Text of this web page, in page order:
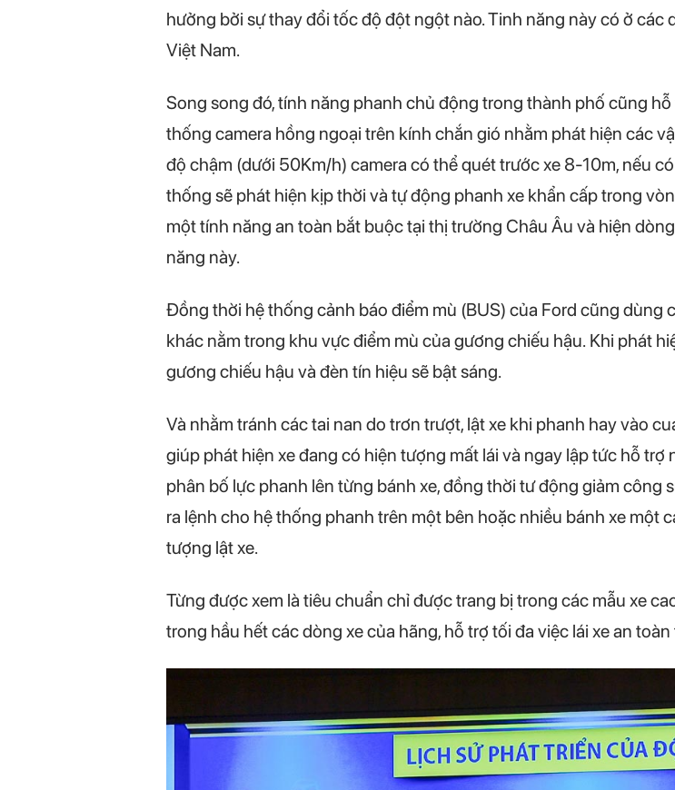
hưởng bởi sự thay đổi tốc độ đột ngột nào. Tinh năng này có ở các
Việt Nam.
Song song đó, tính năng phanh chủ động trong thành phố cũng
thống camera hồng ngoại trên kính chắn gió nhằm phát hiện các
độ chậm (dưới 50Km/h) camera có thể quét trước xe 8-10m, nếu
thống sẽ phát hiện kịp thời và tự động phanh xe khẩn cấp trong
một tính năng an toàn bắt buộc tại thị trường Châu Âu và hiện
năng này.
Đồng thời hệ thống cảnh báo điểm mù (BUS) của Ford cũng dùng
khác nằm trong khu vực điểm mù của gương chiếu hậu. Khi phát
gương chiếu hậu và đèn tín hiệu sẽ bật sáng.
Và nhằm tránh các tai nan do trơn trượt, lật xe khi phanh hay vào
giúp phát hiện xe đang có hiện tượng mất lái và ngay lập tức hỗ
phân bố lực phanh lên từng bánh xe, đồng thời tư động giảm công
ra lệnh cho hệ thống phanh trên một bên hoặc nhiều bánh xe một
tượng lật xe.
Từng được xem là tiêu chuẩn chỉ được trang bị trong các mẫu xe
trong hầu hết các dòng xe của hãng, hỗ trợ tối đa việc lái xe an